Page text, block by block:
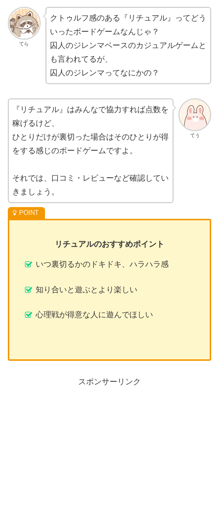
てら
クトゥルフ感のある『リチュアル』ってどう
いったボードゲームなんじゃ？
囚人のジレンマベースのカジュアルゲームと
も言われてるが、
囚人のジレンマってなにかの？
てう
『リチュアル』はみんなで協力すれば点数を
稼げるけど、
ひとりだけが裏切った場合はそのひとりが得
をする感じのボードゲームですよ。
それでは、口コミ・レビューなど確認してい
きましょう。
リチュアルのおすすめポイント
いつ裏切るかのドキドキ、ハラハラ感
知り合いと遊ぶとより楽しい
心理戦が得意な人に遊んでほしい
スポンサーリンク